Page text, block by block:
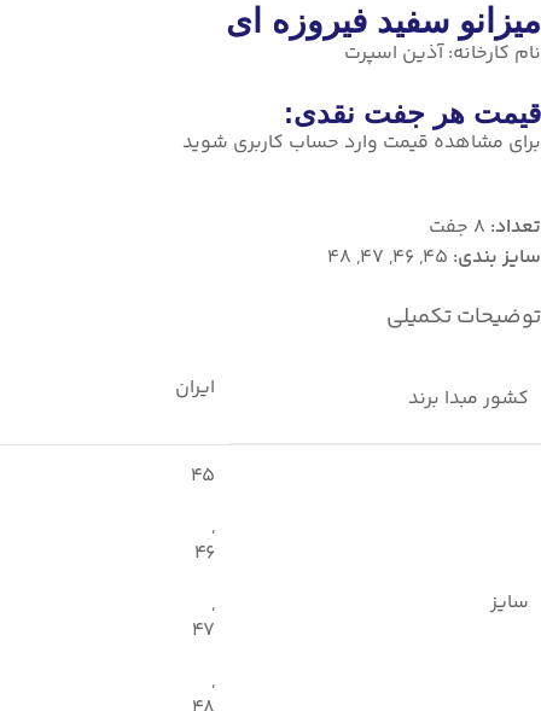
میزانو سفید فیروزه ای
نام کارخانه: آذین اسپرت
قیمت هر جفت نقدی:
برای مشاهده قیمت وارد حساب کاربری شوید
تعداد:
سایز بندی: 45, 46, 47, 48
توضیحات تکمیلی
کشور مبدا برند ایران
سایز
45
,
46
,
47
,